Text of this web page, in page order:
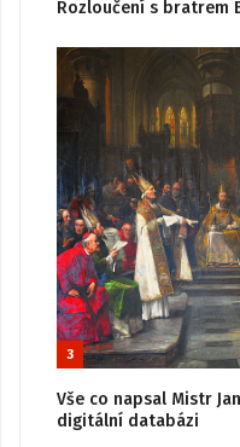
Rozloučení s bratrem
3
Vše co napsal Mistr
digitální databázi